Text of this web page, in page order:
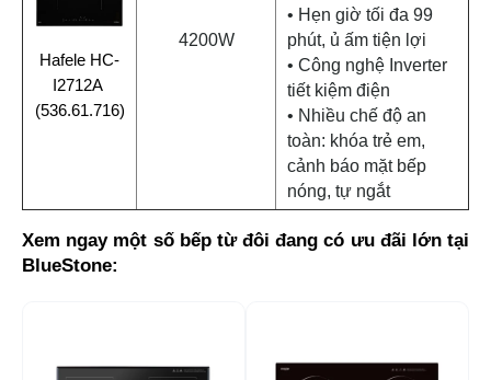
Hafele HC-
I2712A
(536.61.716)
4200W
• Hẹn giờ tối đa 99
phút, ủ ấm tiện lợi
• Công nghệ Inverter
tiết kiệm điện
• Nhiều chế độ an
toàn: khóa trẻ em,
cảnh báo mặt bếp
nóng, tự ngắt
Xem ngay một số bếp từ đôi đang có ưu đãi lớn tại
BlueStone: